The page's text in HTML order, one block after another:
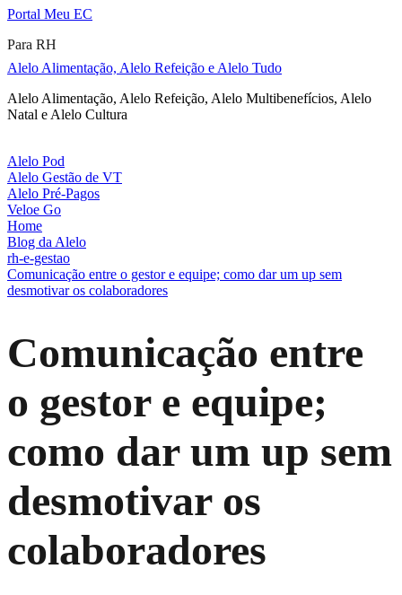
Portal Meu EC
Para RH
Alelo Alimentação, Alelo Refeição e Alelo Tudo
Alelo Alimentação, Alelo Refeição, Alelo Multibenefícios, Alelo
Natal e Alelo Cultura
Alelo Pod
Alelo Gestão de VT
Alelo Pré-Pagos
Veloe Go
Home
Blog da Alelo
rh-e-gestao
Comunicação entre o gestor e equipe; como dar um up sem
desmotivar os colaboradores
Comunicação entre
o gestor e equipe;
como dar um up sem
desmotivar os
colaboradores